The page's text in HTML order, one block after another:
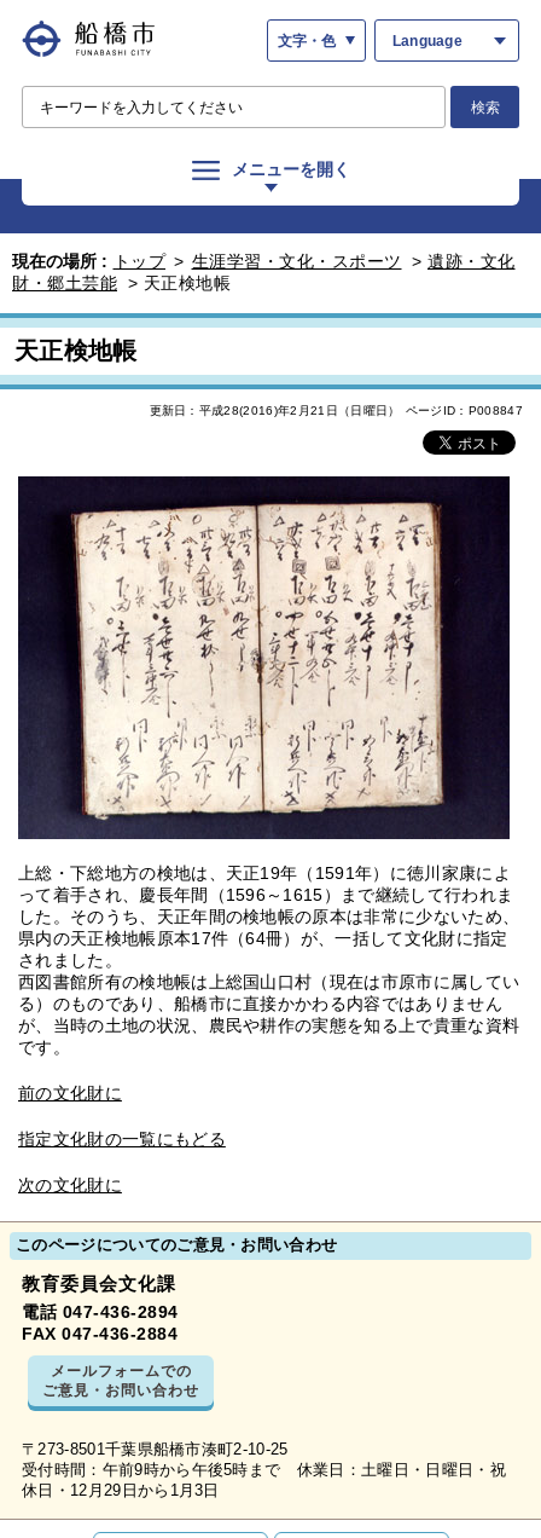
文字・色 Language
検索
メニューを開く
現在の場所 : トップ > 生涯学習・文化・スポーツ > 遺跡・文化
財・郷土芸能 > 天正検地帳
天正検地帳
更新日：平成28(2016)年2月21日（日曜日） ページID：P008847
上総・下総地方の検地は、天正19年（1591年）に徳川家康によ
って着手され、慶長年間（1596～1615）まで継続して行われま
した。そのうち、天正年間の検地帳の原本は非常に少ないため、
県内の天正検地帳原本17件（64冊）が、一括して文化財に指定
されました。
西図書館所有の検地帳は上総国山口村（現在は市原市に属してい
る）のものであり、船橋市に直接かかわる内容ではありません
が、当時の土地の状況、農民や耕作の実態を知る上で貴重な資料
です。
前の文化財に
指定文化財の一覧にもどる
次の文化財に
このページについてのご意見・お問い合わせ
教育委員会文化課
電話 047-436-2894
FAX 047-436-2884
メールフォームでの
ご意見・お問い合わせ
〒273-8501千葉県船橋市湊町2-10-25
受付時間：午前9時から午後5時まで 休業日：土曜日・日曜日・祝
休日・12月29日から1月3日